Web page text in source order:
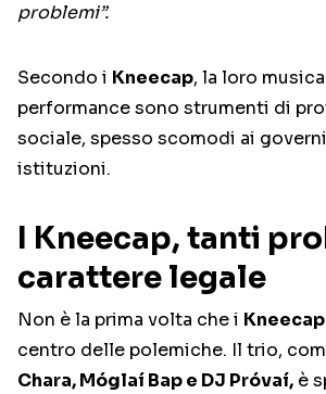
problemi”.
Secondo i Kneecap, la loro
performance sono strumenti di
sociale, spesso scomodi ai
istituzioni.
I Kneecap, tanti
carattere legale
Non è la prima volta che i Kneecap
centro delle polemiche. Il trio,
Chara, Móglaí Bap e DJ Próvaí, è